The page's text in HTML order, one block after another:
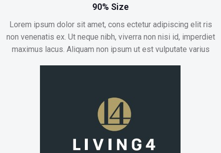
90% Size
Lorem ipsum dolor sit amet, cons ectetur adipiscing elit ris
non venenatis ex. Ut neque nibh, viverra non nisi id, imperdiet
maximus lacus. Aliquam non ipsum ut est vulputate varius